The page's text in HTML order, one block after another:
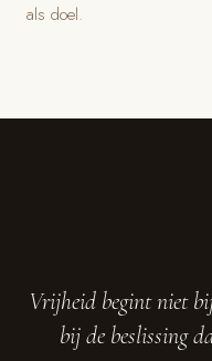
als doel.
Vrijheid begint niet
bij de beslissing